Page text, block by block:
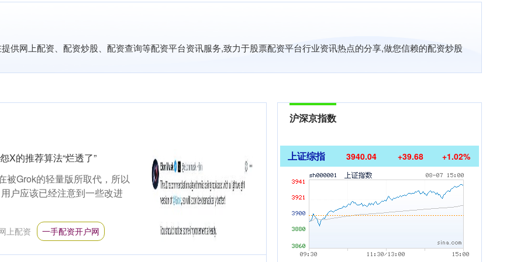
供网上配资、配资炒股、配资查询等配资平台资讯服务,致力于股票配资平台行业资讯热点的分享,做您信赖的配资炒股
X的推荐算法“烂透了”
被Grok的轻量版所取代，所以
户应该已经注意到一些改进
上配资 一手配资开户网
沪深京指数
上证综指 3940.04 +39.68 +1.02%